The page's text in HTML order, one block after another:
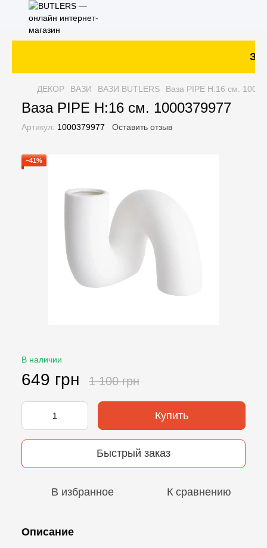
ДЕКОР ВАЗИ ВАЗИ BUTLERS Ваза PIPE H:16 см.
Ваза PIPE H:16 см. 1000379977
Артикул: 1000379977 Оставить отзыв
−41%
В наличии
649 грн 1 100 грн
Купить
Быстрый заказ
В избранное К сравнению
Описание